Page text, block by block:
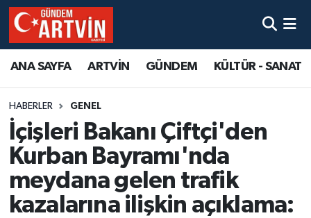
ANA SAYFA ARTVİN GÜNDEM KÜLTÜR - SANAT
HABERLER GENEL
İçişleri Bakanı Çiftçi'den
Kurban Bayramı'nda
meydana gelen trafik
kazalarına ilişkin açıklama: